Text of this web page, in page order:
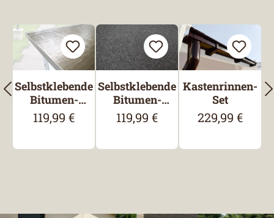
Selbstklebende
Bitumen-
Dachbahn
Regulärer Preis:
119,99 €
Selbstklebende
Bitumen-
Dachbahn,
besandet
Regulärer Preis:
119,99 €
Kastenrinnen-
Set
Regulärer
229,99 €